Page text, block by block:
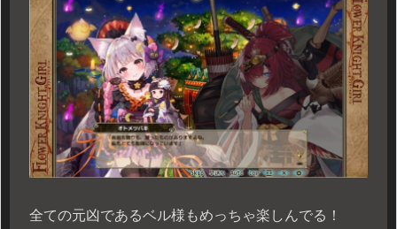
全ての元凶であるベル様もめっちゃ楽しんでる！